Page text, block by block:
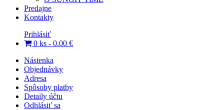
Predajne
Kontakty
Prihlásiť
0 ks - 0.00 €
Nástenka
Objednávky
Adresa
Spôsoby platby
Detaily účtu
Odhlásiť sa